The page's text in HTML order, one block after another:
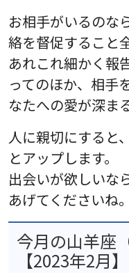
お相手がいるのな
絡を督促すること
あれこれ細かく報
ってのほか、相手
なたへの愛が深ま
人に親切にすると
とアップします。
出会いが欲しいな
あげてくださいね。
今月の山羊座
【2023年2月】